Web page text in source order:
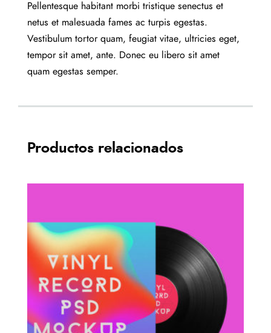
Pellentesque habitant morbi tristique senectus et
netus et malesuada fames ac turpis egestas.
Vestibulum tortor quam, feugiat vitae, ultricies eget,
tempor sit amet, ante. Donec eu libero sit amet
quam egestas semper.
Productos relacionados